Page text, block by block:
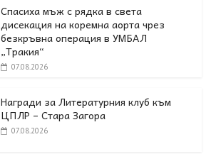
Спасиха мъж с рядка в света
дисекация на коремна аорта чрез
безкръвна операция в УМБАЛ
„Тракия“
07.08.2026
Награди за Литературния клуб към
ЦПЛР – Стара Загора
07.08.2026